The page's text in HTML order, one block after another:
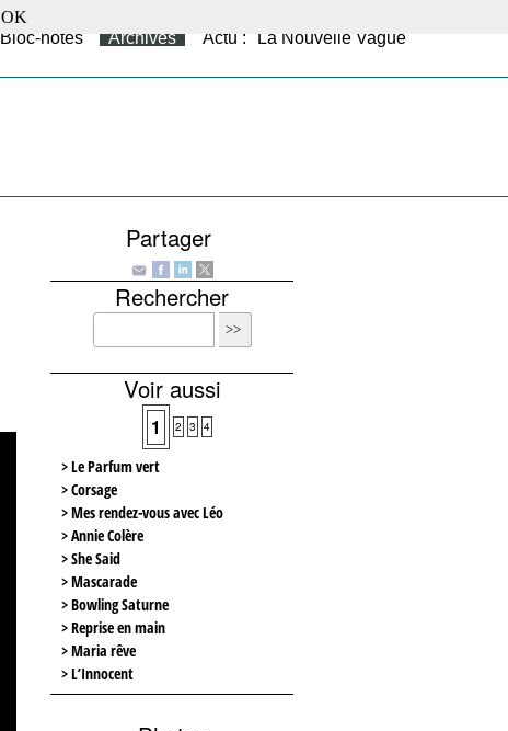
Bloc-notes Archives
Actu : "La Nouvelle Vague"
Partager
Rechercher
Voir aussi
1 2 3 4
> Le Parfum vert
> Corsage
> Mes rendez-vous avec Léo
> Annie Colère
> She Said
> Mascarade
> Bowling Saturne
> Reprise en main
> Maria rêve
> L’Innocent
OK